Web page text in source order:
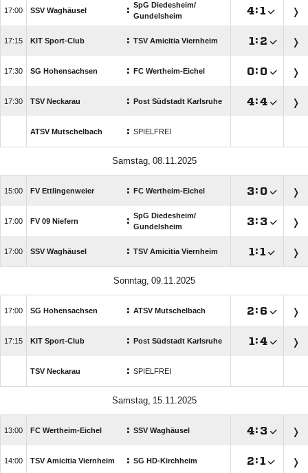
 SSV Waghäusel : SpG Diedesheim/​
Gundelsheim
:
 KIT Sport-Club : TSV Amicitia Viernheim  : 
 SG Hohensachsen : FC Wertheim-Eichel : 
 TSV Neckarau : Post Südstadt Karlsruhe :
ATSV Mutschelbach : SPIELFREI
 
 FV Ettlingenweier : FC Wertheim-Eichel : 
 FV 09 Niefern : SpG Diedesheim/​
Gundelsheim
: 
 SSV Waghäusel : TSV Amicitia Viernheim  :
 
 SG Hohensachsen : ATSV Mutschelbach : 
 KIT Sport-Club : Post Südstadt Karlsruhe  :
TSV Neckarau : SPIELFREI
 
 FC Wertheim-Eichel : SSV Waghäusel : 
 TSV Amicitia Viernheim : SG HD-Kirchheim :